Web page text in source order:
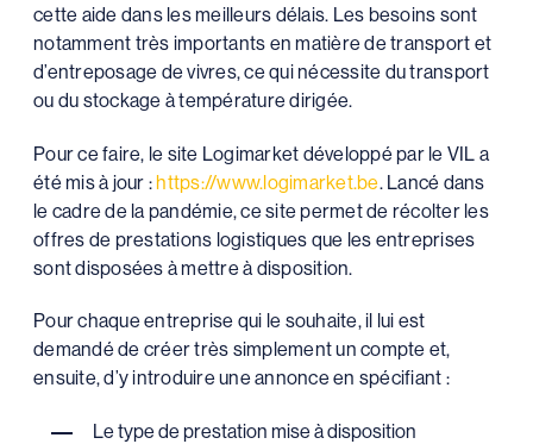
cette aide dans les meilleurs délais. Les besoins sont
notamment très importants en matière de transport et
d’entreposage de vivres, ce qui nécessite du transport
ou du stockage à température dirigée.
Pour ce faire, le site Logimarket développé par le VIL a
été mis à jour :https://www.logimarket.be. Lancé dans
le cadre de la pandémie, ce site permet de récolter les
offres de prestations logistiques que les entreprises
sont disposées à mettre à disposition.
Pour chaque entreprise qui le souhaite, il lui est
demandé de créer très simplement un compte et,
ensuite, d’y introduire une annonce en spécifiant :
Le type de prestation mise à disposition